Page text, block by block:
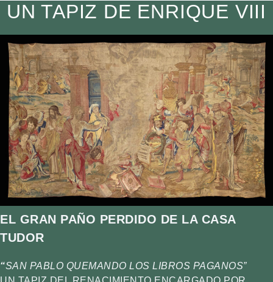
UN TAPIZ DE ENRIQUE VIII
EL GRAN PAÑO PERDIDO DE LA CASA
TUDOR
“SAN PABLO QUEMANDO LOS LIBROS PAGANOS”